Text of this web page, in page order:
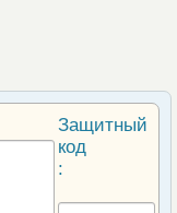
Защитный
код
: